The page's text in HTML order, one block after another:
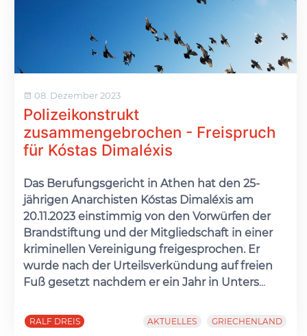
08. Dezember 2023
Polizeikonstrukt
zusammengebrochen - Freispruch
für Kóstas Dimaléxis
Das Berufungsgericht in Athen hat den 25-
jährigen Anarchisten Kóstas Dimaléxis am
20.11.2023 einstimmig von den Vorwürfen der
Brandstiftung und der Mitgliedschaft in einer
kriminellen Vereinigung freigesprochen. Er
wurde nach der Urteilsverkündung auf freien
Fuß gesetzt nachdem er ein Jahr in Unters...
RALF DREIS AKTUELLES GRIECHENLAND